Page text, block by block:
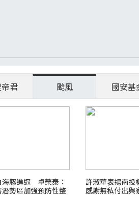
君 颱風 國安基
海豚進逼 卓榮泰：
勢區加強預防性整
許淑華表揚南投
感謝無私付出與